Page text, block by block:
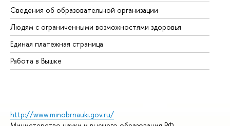
Сведения об образовательной организации
Людям с ограниченными возможностями здоровья
Единая платежная страница
Работа в Вышке
http://www.minobrnauki.gov.ru/